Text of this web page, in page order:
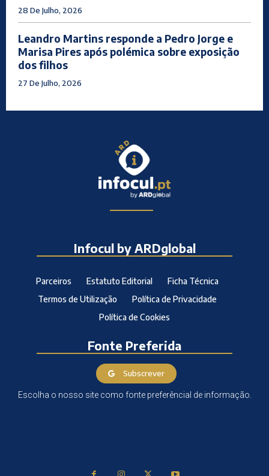
28 De Julho, 2026
Leandro Martins responde a Pedro Jorge e
Marisa Pires após polémica sobre exposição
dos filhos
27 De Julho, 2026
Infocul by ARDglobal
Parceiros Estatuto Editorial
Ficha Técnica
Termos de Utilização
Política de Privacidade
Política de Cookies
Fonte Preferida
Subscrever
Escolha o nosso site como fonte preferêncial de informação.